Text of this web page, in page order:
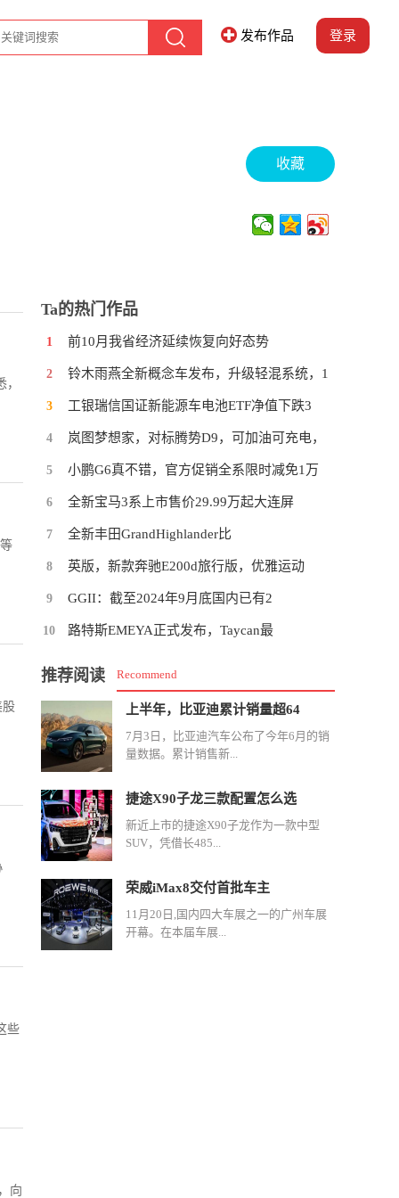
发布作品 登录
收藏
股
些
向
Ta的热门作品
1 前10月我省经济延续恢复向好态势
2 铃木雨燕全新概念车发布，升级轻混系统，1
3 工银瑞信国证新能源车电池ETF净值下跌3
4 岚图梦想家，对标腾势D9，可加油可充电，
5 小鹏G6真不错，官方促销全系限时减免1万
6 全新宝马3系上市售价29.99万起大连屏
7 全新丰田GrandHighlander比
8 英版，新款奔驰E200d旅行版，优雅运动
9 GGII：截至2024年9月底国内已有2
10 路特斯EMEYA正式发布，Taycan最
推荐阅读 Recommend
上半年，比亚迪累计销量超64
7月3日，比亚迪汽车公布了今年6月的销
量数据。累计销售新...
捷途X90子龙三款配置怎么选
新近上市的捷途X90子龙作为一款中型
SUV，凭借长485...
荣威iMax8交付首批车主
11月20日,国内四大车展之一的广州车展
开幕。在本届车展...